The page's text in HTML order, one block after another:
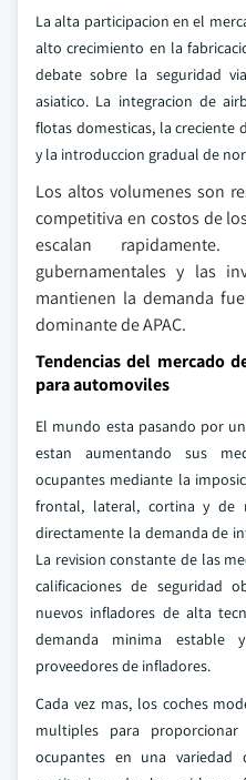
La alta participacion en el
alto crecimiento en la
debate sobre la seguridad
asiatico. La integracion de
flotas domesticas, la creciente
y la introduccion gradual de
Los altos volumenes son
competitiva en costos de
escalan
gubernamentales y las
mantienen la demanda
dominante de APAC.
Tendencias del mercado
para automoviles
El mundo esta pasando por
estan aumentando sus
ocupantes mediante la
frontal, lateral, cortina y de
directamente la demanda de
La revision constante de las
calificaciones de seguridad
nuevos infladores de alta
demanda minima
proveedores de infladores.
Cada vez mas, los coches
multiples para
ocupantes en una variedad